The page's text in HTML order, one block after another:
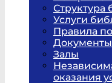
Структура
Услуги
Правила
Документы
Залы
оказания